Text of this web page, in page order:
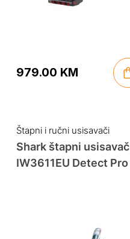
979.00 KM
Štapni i ručni usisavači
Shark štapni usisavač
IW3611EU Detect Pro